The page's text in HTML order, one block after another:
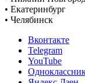
• Екатеринбург
• Челябинск
Вконтакте
Telegram
YouTube